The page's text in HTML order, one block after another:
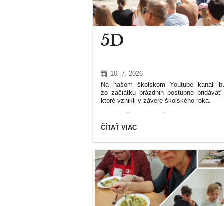
5D
10. 7. 2026
Na našom školskom Youtube kanáli
zo začiatku prázdnin postupne pridávať
ktoré vznikli v závere školského roka.
DETÍ
5D:
ČÍTAŤ VIAC